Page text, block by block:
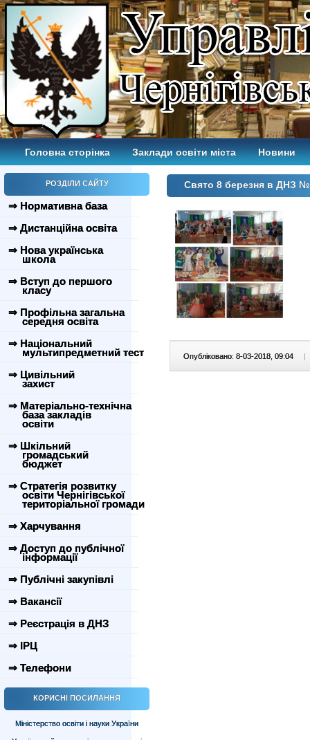
Головна сторінка Заклади освіти міста Новини
РОЗДІЛИ САЙТУ
⇒ Нормативна база
⇒ Дистанційна освіта
⇒ Нова українська
школа
⇒ Вступ до першого
класу
⇒ Профільна загальна
середня освіта
⇒ Національний
мультипредметний тест
⇒ Цивільний
захист
⇒ Матеріально-технічна
база закладів
освіти
⇒ Шкільний
громадський
бюджет
⇒ Стратегія розвитку
освіти Чернігівської
територіальної громади
⇒ Харчування
⇒ Доступ до публічної
інформації
⇒ Публічні закупівлі
⇒ Вакансії
⇒ Реєстрація в ДНЗ
⇒ ІРЦ
⇒ Телефони
КОРИСНІ ПОСИЛАННЯ
Міністерство освіти і науки України
Свято 8 березня в ДНЗ
Опубліковано: 8-03-2018, 09:04 |